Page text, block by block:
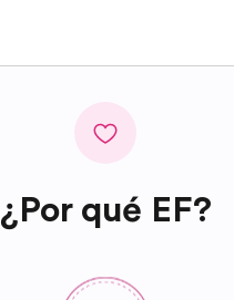
¿Por qué EF?